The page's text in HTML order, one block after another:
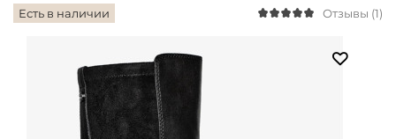
Есть в наличии Отзывы (1)